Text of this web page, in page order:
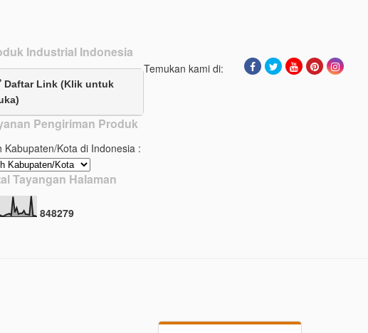
Temukan kami di:
Industrial Indonesia
Daftar Link (Klik untuk
Pengiriman Produk
Kabupaten/Kota di Indonesia :
Tayangan Halaman
848279